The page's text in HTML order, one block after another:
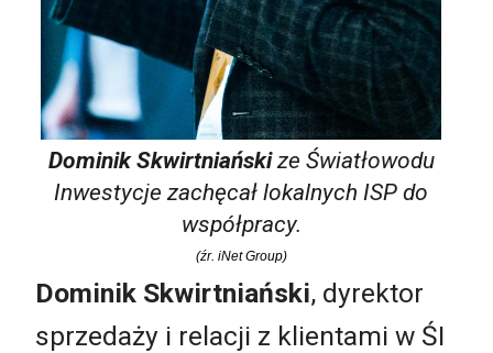
Dominik Skwirtniańskize Światłowodu
Inwestycje zachęcał lokalnych ISP do
współpracy.
(źr. iNet Group)
Dominik Skwirtniański, dyrektor
sprzedaży i relacji z klientami w ŚI